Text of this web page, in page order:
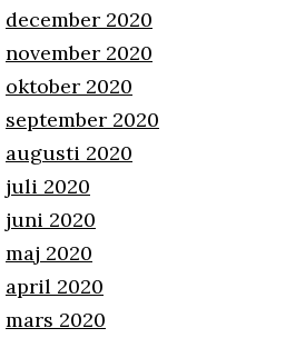
december 2020
november 2020
oktober 2020
september 2020
augusti 2020
juli 2020
juni 2020
maj 2020
april 2020
mars 2020